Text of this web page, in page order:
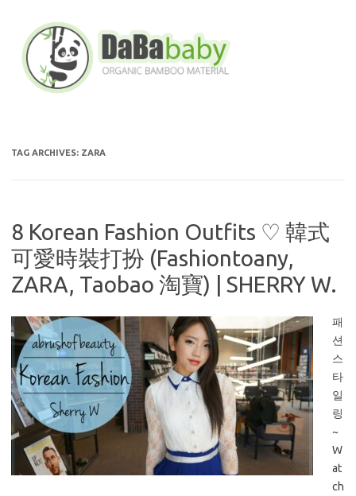
content
TAG ARCHIVES: ZARA
8 Korean Fashion Outfits ♡ 韓式
可愛時裝打扮 (Fashiontoany,
ZARA, Taobao 淘寶) | SHERRY W.
패
션
스
타
일
링
~
W
at
ch